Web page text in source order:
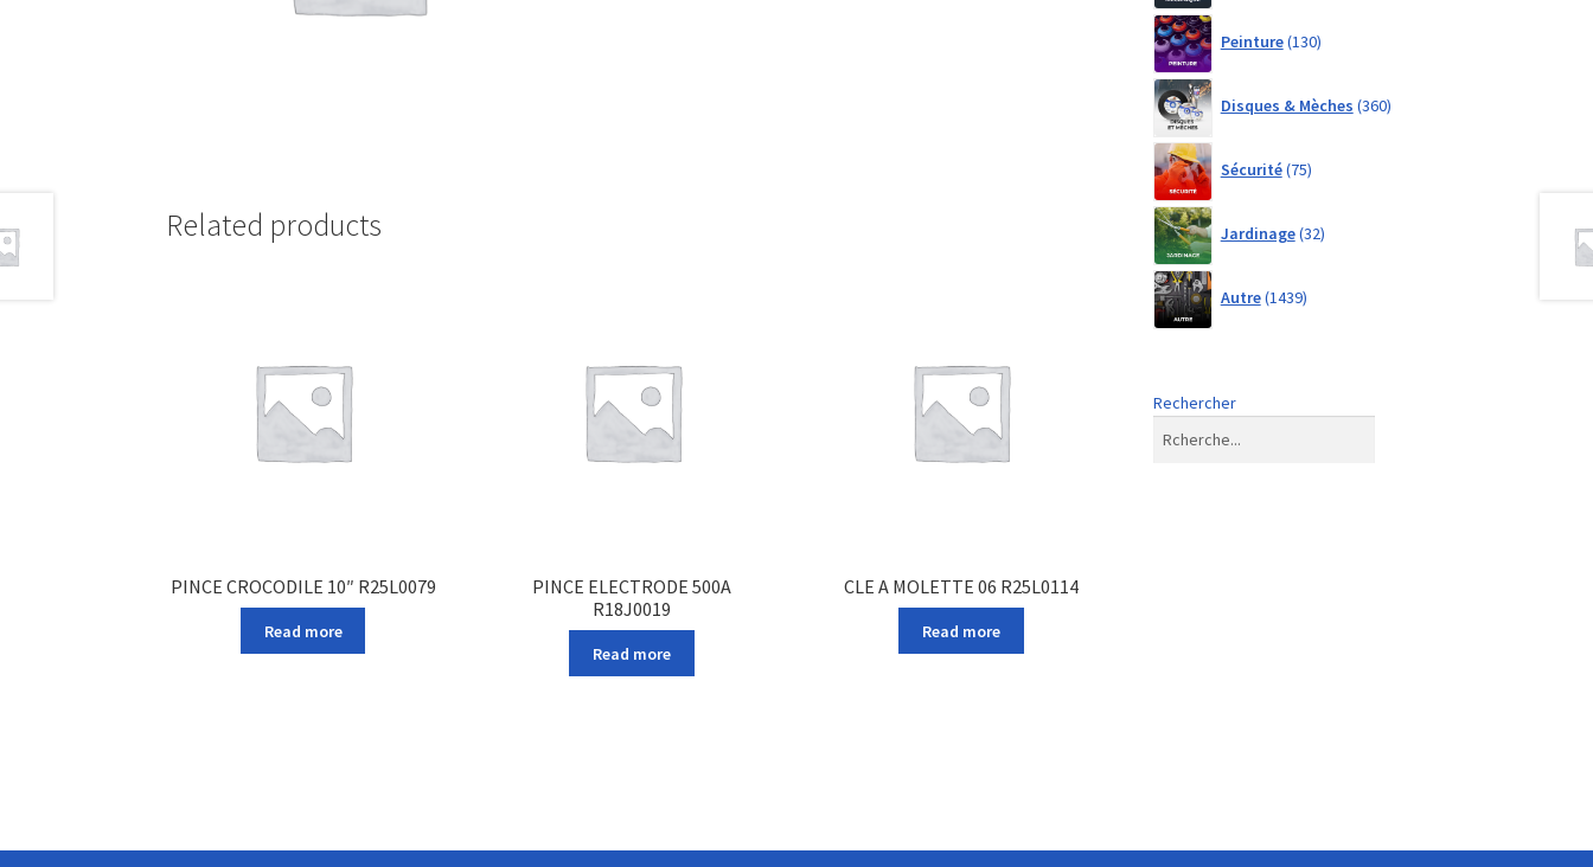
Related products
PINCE CROCODILE 10″ R25L0079
Read more
PINCE ELECTRODE 500A
R18J0019
Read more
CLE A MOLETTE 06 R25L0114
Read more
Peinture 130products
Disques & Mèches 360products
Sécurité 75products
Jardinage 32products
Autre 1439products
Rechercher